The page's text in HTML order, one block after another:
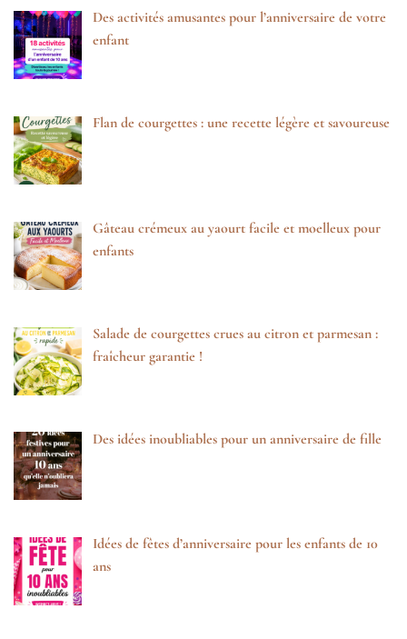
Des activités amusantes pour l’anniversaire de votre
enfant
Flan de courgettes : une recette légère et savoureuse
Gâteau crémeux au yaourt facile et moelleux pour
enfants
Salade de courgettes crues au citron et parmesan :
fraîcheur garantie !
Des idées inoubliables pour un anniversaire de fille
Idées de fêtes d’anniversaire pour les enfants de 10
ans